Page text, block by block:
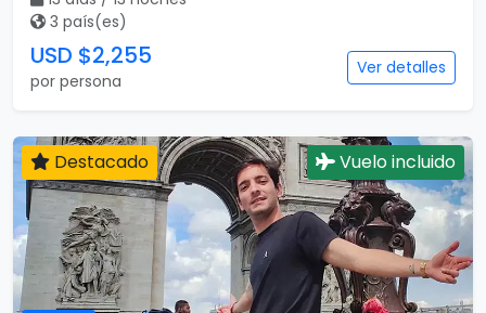
3 país(es)
USD $2,255
por persona
Ver detalles
Destacado Vuelo incluido